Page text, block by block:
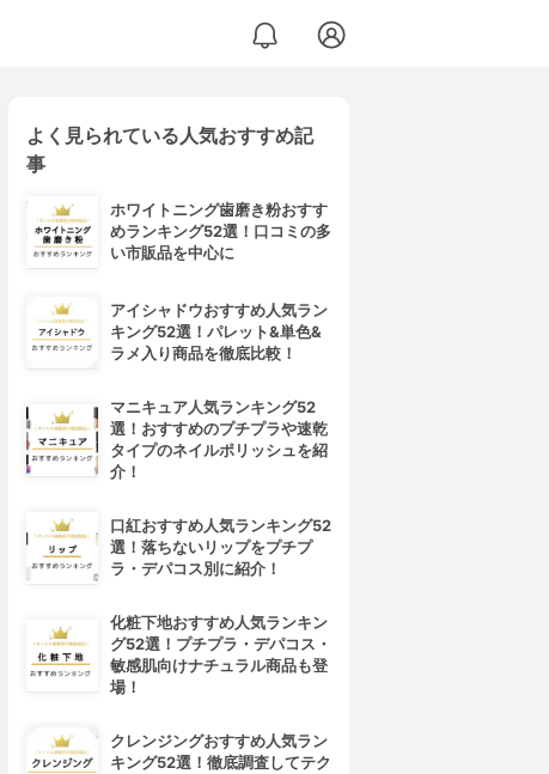
よく見られている人気おすすめ記
事
ホワイトニング歯磨き粉おすす
めランキング52選！口コミの多
い市販品を中心に
アイシャドウおすすめ人気ラン
キング52選！パレット&単色&
ラメ入り商品を徹底比較！
マニキュア人気ランキング52
選！おすすめのプチプラや速乾
タイプのネイルポリッシュを紹
介！
口紅おすすめ人気ランキング52
選！落ちないリップをプチプ
ラ・デパコス別に紹介！
化粧下地おすすめ人気ランキン
グ52選！プチプラ・デパコス・
敏感肌向けナチュラル商品も登
場！
クレンジングおすすめ人気ラン
キング52選！徹底調査してテク